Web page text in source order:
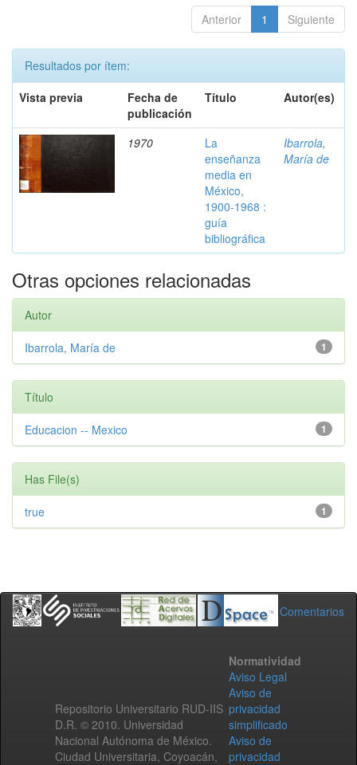
Anterior 1 Siguiente
Resultados por ítem:
Vista previa
Fecha de
publicación
Título Autor(es)
1970
La
enseñanza
media en
México,
1900-1968 :
guía
bibliográfica
Ibarrola,
María de
Otras opciones relacionadas
Autor
1
Ibarrola, María de
Título
1
Educacion -- Mexico
Has File(s)
1
true
Comentarios
Repositorio Universitario RUD-IIS
D.R. © 2010. Universidad
Nacional Autónoma de México.
Ciudad Universitaria, Coyoacán,
Normatividad
Aviso Legal
Aviso de
privacidad
simplificado
Aviso de
privacidad